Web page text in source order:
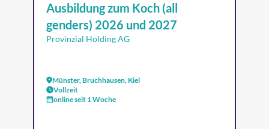
Ausbildung zum Koch (all
genders) 2026 und 2027
Provinzial Holding AG
Münster, Bruchhausen, Kiel
Vollzeit
online seit 1 Woche